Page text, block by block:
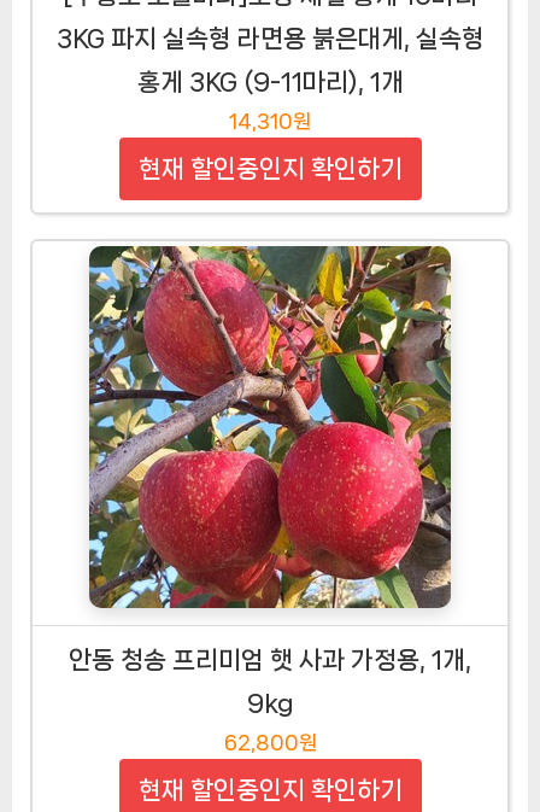
3KG 파지 실속형 라면용 붉은대게, 실속형
홍게 3KG (9-11마리), 1개
14,310원
현재 할인중인지 확인하기
안동 청송 프리미엄 햇 사과 가정용, 1개,
9kg
62,800원
현재 할인중인지 확인하기